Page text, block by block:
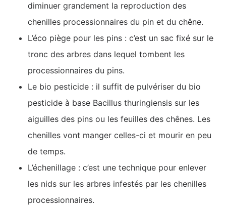
diminuer grandement la reproduction des
chenilles processionnaires du pin et du chêne.
L’éco piège pour les pins : c’est un sac fixé sur le
tronc des arbres dans lequel tombent les
processionnaires du pins.
Le bio pesticide : il suffit de pulvériser du bio
pesticide à base Bacillus thuringiensis sur les
aiguilles des pins ou les feuilles des chênes. Les
chenilles vont manger celles-ci et mourir en peu
de temps.
L’échenillage : c’est une technique pour enlever
les nids sur les arbres infestés par les chenilles
processionnaires.